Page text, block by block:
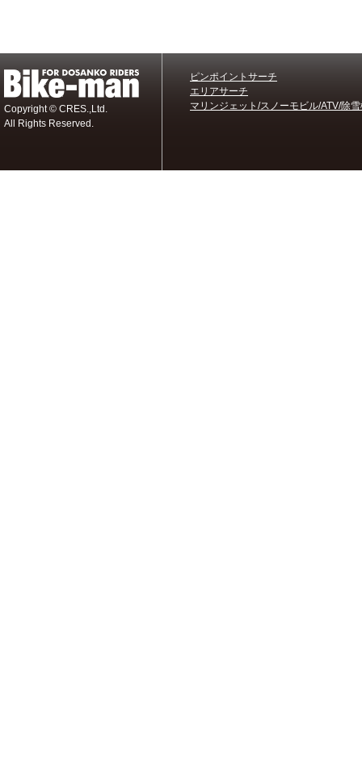
Copyright © CRES.,Ltd.
All Rights Reserved.
ピンポイントサーチ
エリアサーチ
マリンジェット/スノーモビル/ATV/除